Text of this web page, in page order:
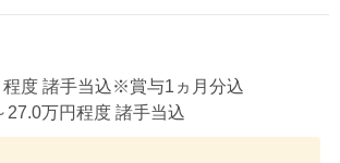
度 諸手当込※賞与1ヵ月分込
27.0万円程度 諸手当込